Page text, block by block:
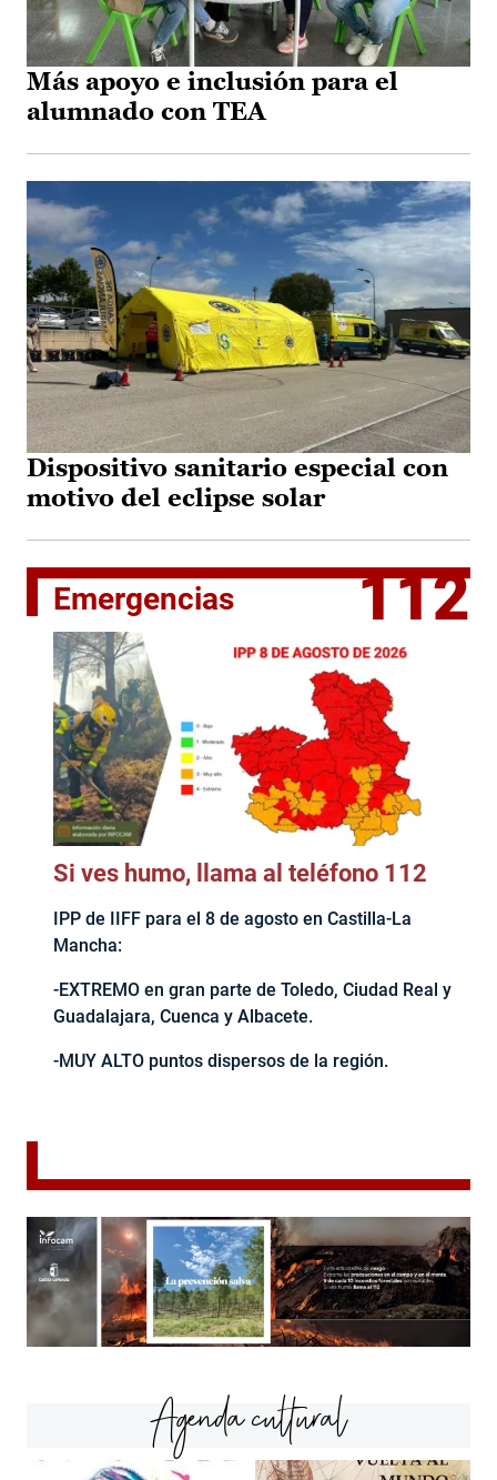
Más apoyo e inclusión para el
alumnado con TEA
Dispositivo sanitario especial con
motivo del eclipse solar
Emergencias 112
Si ves humo, llama al teléfono 112
IPP de IIFF para el 8 de agosto en Castilla-La
Mancha:
-EXTREMO en gran parte de Toledo, Ciudad Real y
Guadalajara, Cuenca y Albacete.
-MUY ALTO puntos dispersos de la región.
Agenda cultural